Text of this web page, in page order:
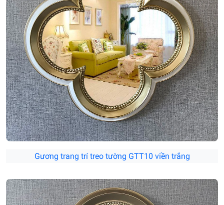
Gương trang trí treo tường GTT10 viền trắng